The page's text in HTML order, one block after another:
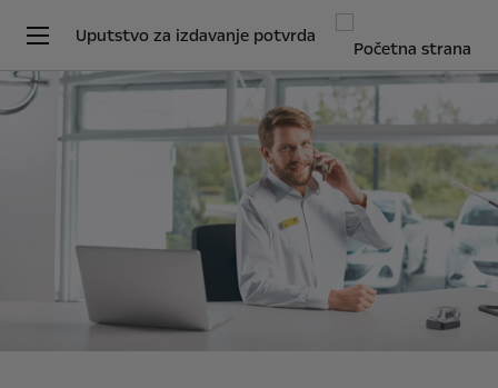
Uputstvo za izdavanje potvrda